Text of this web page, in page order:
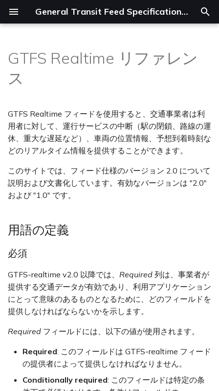
General Transit Feed Specification (LLM翻訳)
初
GTFS とは何ですか？
GTFS をどのように作成し
ますか？
作成
公開
GTFS でできることは何で
概要
基本の追加機能
アクセシビリティ
構内通路(pathway)
GTFS フィードの例
リファレンス
データ例
帰属表示
デマンド型サービス
運賃 (v2)
フィード情報
留所等(stop) & 便(trip)
ルート形状(shape)
テキスト読み上げ
翻訳
変更履歴
最近の追加
用語の定義
多重度(cardinality)
Protocol Buffer データ型
要素索引
message FeedMessage
message FeedHeader
enum Incrementality
message FeedEntity
message TripUpdate
message StopTimeEvent
message StopTimeUpdate
概要
サービスアラート
車両位置
概要
Java
JavaScript/Node.js
Golang
PHP
サービスアラート
移行の重複
最近の追加
参加する
GTFS スケジュールのガバ
エクステンション
概要
Flex
概要
データの共有
データの利用
カテゴリー Announcements
MobilityData
GTFS Realtime リファレン
ス
GTFS Realtime フィードを使用すると、交通事業者は利
用者に対して、運行サービスの中断（駅の閉鎖、路線の運
休、重大な遅延など）、車両の位置情報、予想到着時刻な
どのリアルタイム情報を提供することができます。
このサイトでは、フィード仕様のバージョン 2.0 について
説明および文書化しています。有効なバージョンは "2.0"
および "1.0" です。
用語の定義
必須
GTFS-realtime v2.0 以降では、 Required 列は、事業者が
提供する交通データが有効であり、利用アプリケーション
にとって意味のあるものとなるために、どのフィールドを
提供しなければならないかを示します。
Required フィールドには、以下の値が使用されます。
Required: このフィールドは GTFS-realtime フィード
の提供者によって提供しなければなりません。
Conditionally required: このフィールドは特定の条